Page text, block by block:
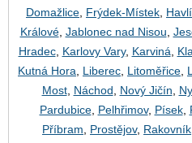
Domažlice Frýdek-Místek
Králové, Jablonec nad Nisou
Hradec, Karlovy Vary, Karviná
Kutná Hora
Liberec Litoměřice
Most, Náchod Nový Jičín
Pardubice, Pelhřimov, Písek,
Příbram
Prostějov, Rakovník